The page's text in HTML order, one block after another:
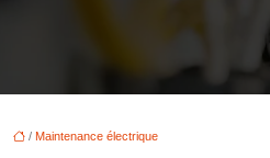
/ Maintenance électrique